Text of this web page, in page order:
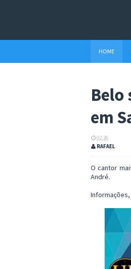
HOME
Belo
em
02:26
RAFAEL
O cantor
André.